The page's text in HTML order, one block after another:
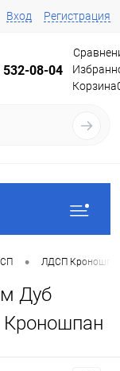
Вход Регистрация
532-08-04
Корзина
• ЛДСП
Дуб
Кроношпан